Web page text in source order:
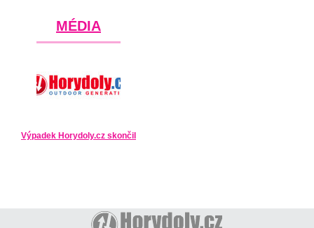
MÉDIA
Výpadek Horydoly.cz skončil